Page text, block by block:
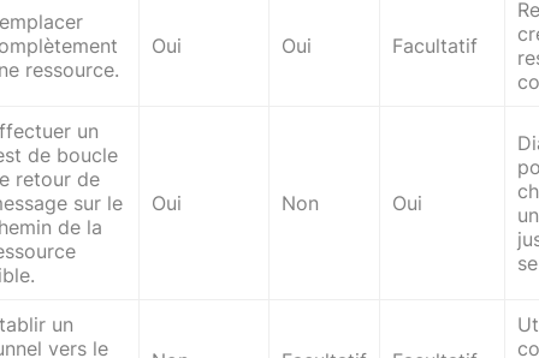
ressource.
Oui Oui Facultatif
un
de boucle
retour de
sur le
de la
Oui Non Oui
un
vers le